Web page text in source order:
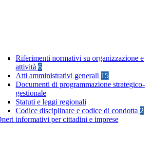
Riferimenti normativi su organizzazione e
attività 6
Atti amministrativi generali 15
Documenti di programmazione strategico-
gestionale
Statuti e leggi regionali
Codice disciplinare e codice di condotta 2
informativi per cittadini e imprese